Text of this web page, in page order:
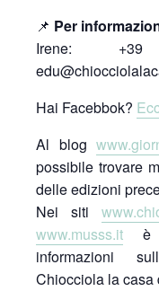
📌 Per
Irene:
Hai Facebbok?
Al blog
possibile trovare
delle edizioni
Nei siti
www.musss.it è
informazioni
Chiocciola la casa